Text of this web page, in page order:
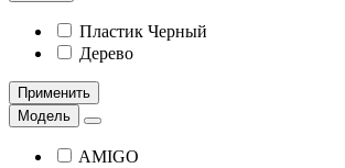
Пластик Черный
Дерево
Применить
Модель
AMIGO